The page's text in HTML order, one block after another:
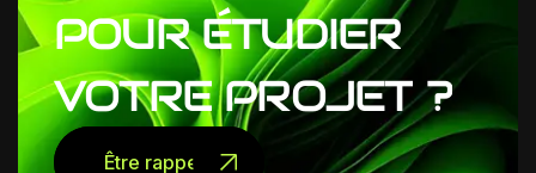
POUR ÉTUDIER
VOTRE PROJET ?
Être rappelé